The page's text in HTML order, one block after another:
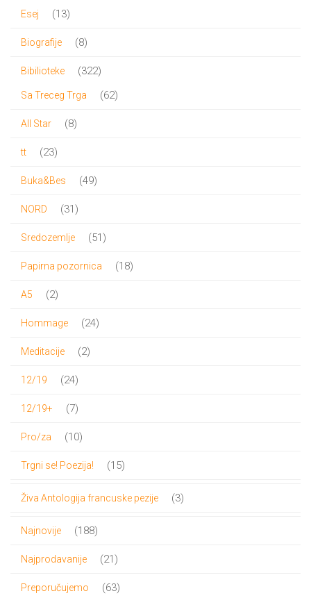
Esej 1313
Biografije 88
Bibilioteke 322322
proizvoda
Sa Treceg Trga 6262
All Star 88
tt 2323
Buka&Bes 4949
NORD 31 31
Sredozemlje 51 51
Papirna pozornica 1818
A5 22
Hommage 2424
Meditacije 22
12/19 2424
12/19+ 77
Pro/za 1010
Trgni se! Poezija! 1515
Živa Antologija francuske pezije 33
Najnovije 188188
Najprodavanije 21 21
Preporučujemo 6363